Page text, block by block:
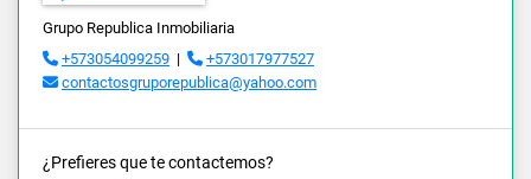
Grupo Republica Inmobiliaria
+573054099259 |
+573017977527
contactosgruporepublica@yahoo.com
¿Prefieres que te contactemos?